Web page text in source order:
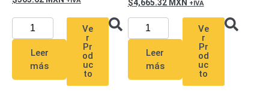
Canales
Monitores
Pantallas
Mobiliario
Accesorios
Mobiliario
de
Leer
más
Ve
r
Pr
od
uc
to
4,665.32 MXN
Leer
más
Ve
r
Pr
od
uc
to